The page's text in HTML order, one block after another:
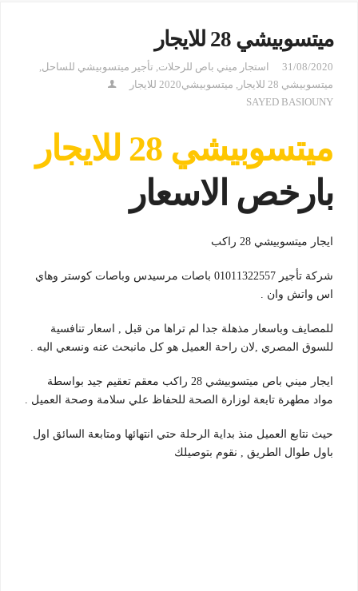
ميتسوبيشي 28 للايجار
31/08/2020 استجار ميني باص للرحلات تأجير ميتسوبيشي للساحل
ميتسوبيشي 28 للايجار
ميتسوبيشي2020 للايجار
SAYED BASIOUNY
ميتسوبيشي 28 للايجار
بارخص الاسعار
ايجار ميتسوبيشي 28 راكب
شركة تأجير 01011322557 باصات مرسيدس وباصات كوستر وهاي
اس واتش وان .
للمصايف وباسعار مذهلة جدا لم تراها من قبل , اسعار تنافسية
للسوق المصري ,لان راحة العميل هو كل مانبحث عنه ونسعي اليه .
ايجار ميني باص ميتسوبيشي 28 راكب معقم تعقيم جيد بواسطة
مواد مطهرة تابعة لوزارة الصحة للحفاظ علي سلامة وصحة العميل .
حيث نتابع العميل منذ بداية الرحلة حتي انتهائها ومتابعة السائق اول
باول طوال الطريق , نقوم بتوصيلك